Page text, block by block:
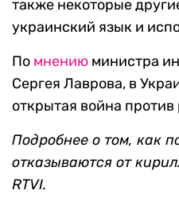
также некоторые
украинский язык и
По мнению министра
Сергея Лаврова, в
открытая война против
Подробнее о том, как
отказываются от
RTVI.